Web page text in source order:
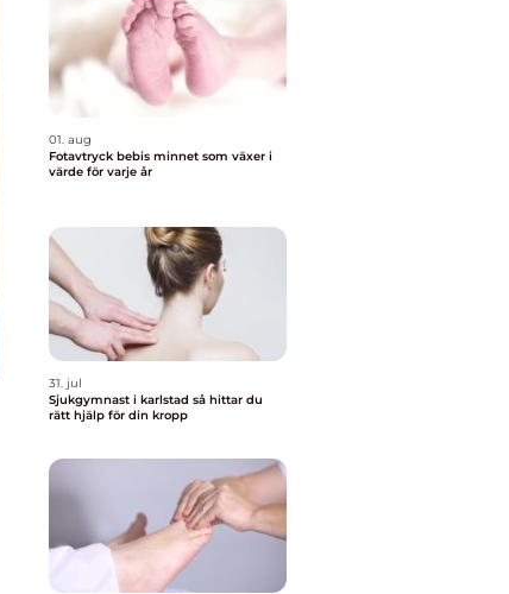
01. aug
Fotavtryck bebis minnet som växer i
värde för varje år
31. jul
Sjukgymnast i karlstad så hittar du
rätt hjälp för din kropp